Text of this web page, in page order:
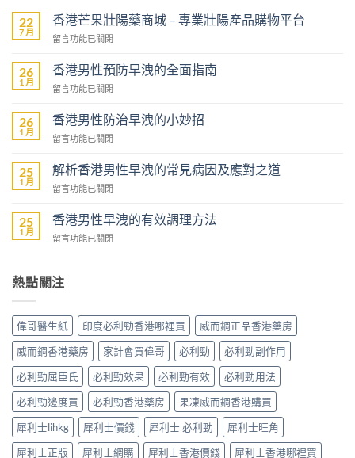
22
7 月
香港芒果壯陽藥商城 – 專業壯陽產品購物平台
在
港
芒
果
陽
藥
商
–
專
壯
陽
產
物
中
留言功能已關閉
26
1 月
香港男性預防早洩的全面指南
在
港
男
性
防
早
洩
全
面
中
留言功能已關閉
26
1 月
香港男性防治早洩的小妙招
在
港
男
性
治
早
洩
妙
留言功能已關閉
25
1 月
解析香港男性早洩的常見病因及應對之道
在
析
香
港
早
常
見
病
因
及
應
對
之
道〉
中
留言功能已關閉
25
1 月
香港男性早洩的有效調理方法
在
男
性
洩
的
有
效
調
理
方
法〉
中
留言功能已關閉
熱點關注
偉哥醫生紙 印度必利勁香港哪裡買
威而鋼正品香港藥房
威而鋼香港藥房
家計會買偉哥 必利勁
必利勁副作用
必利勁屈臣氏
必利勁效果 必利勁有效
必利勁用法
必利勁邊度買
必利勁香港藥房
果凍威而鋼香港購買
犀利士lihkg
犀利士價錢 犀利士 必利勁
犀利士旺角
犀利士正版
犀利士網購 犀利士香港價錢 犀利士香港哪裡買